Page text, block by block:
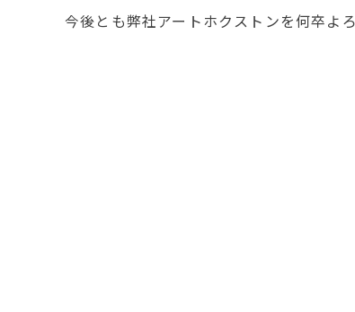
今後とも弊社アートホクストンを何卒よ